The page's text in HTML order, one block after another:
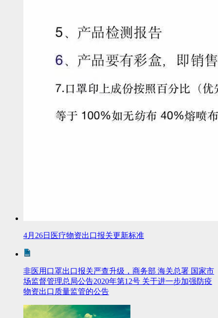
4月26日医疗物资出口报关更新标准
非医用口罩出口报关严查升级，商务部 海关总署 国家市
场监督管理总局公告2020年第12号 关于进一步加强防疫
物资出口质量监管的公告